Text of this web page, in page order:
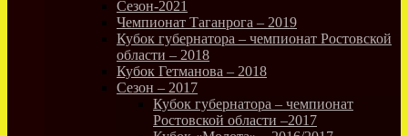
Сезон-2021
Чемпионат Таганрога – 2019
Кубок губернатора – чемпионат Ростовской
области – 2018
Кубок Гетманова – 2018
Сезон – 2017
Кубок губернатора – чемпионат
Ростовской области –2017